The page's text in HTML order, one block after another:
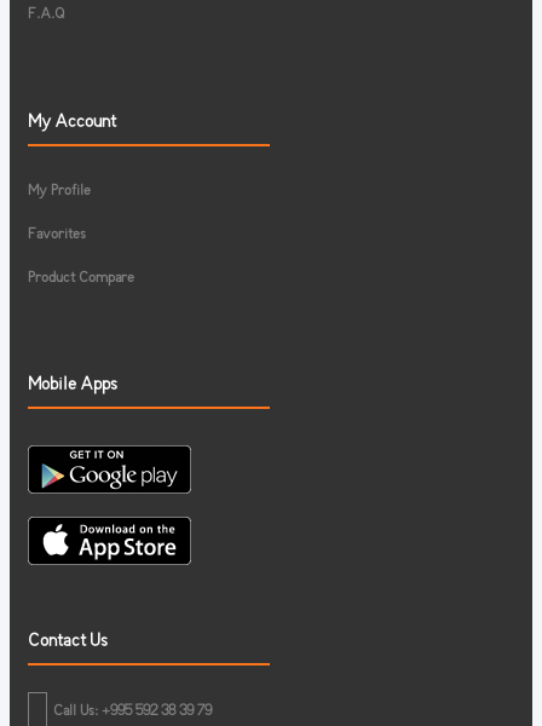
F.A.Q
My Account
My Profile
Favorites
Product Compare
Mobile Apps
Contact Us
Call Us: +995 592 38 39 79